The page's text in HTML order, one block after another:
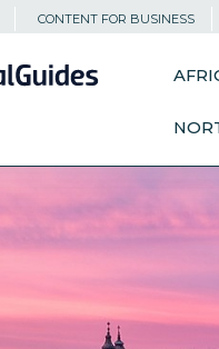
CONTENT FOR BUSINESS